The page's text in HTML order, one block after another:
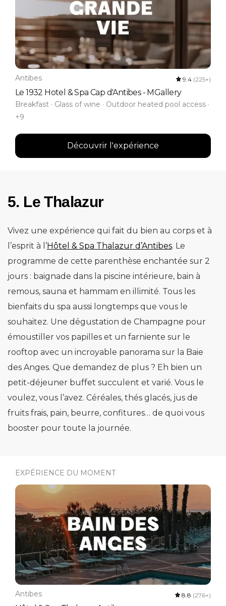
Antibes 9.4 (225+)
Le 1932 Hotel & Spa Cap d'Antibes - MGallery
Breakfast · Glass of wine · Outdoor heated pool access ·
+9
Découvrir l'expérience
5. Le Thalazur
Vivez une expérience qui fait du bien au corps et à
l’esprit à l’Hôtel & Spa Thalazur d’Antibes. Le
programme de cette parenthèse enchantée sur 2
jours : baignade dans la piscine intérieure, bain à
remous, sauna et hammam en illimité. Tous les
bienfaits du spa aussi longtemps que vous le
souhaitez. Une dégustation de Champagne pour
émoustiller vos papilles et un farniente sur le
rooftop avec un incroyable panorama sur la Baie
des Anges. Que demandez de plus ? Eh bien un
petit-déjeuner buffet succulent et varié. Vous le
voulez, vous l’avez. Céréales, thés glacés, jus de
fruits frais, pain, beurre, confitures… de quoi vous
booster pour toute la journée.
EXPÉRIENCE DU MOMENT
Antibes 8.8 (276+)